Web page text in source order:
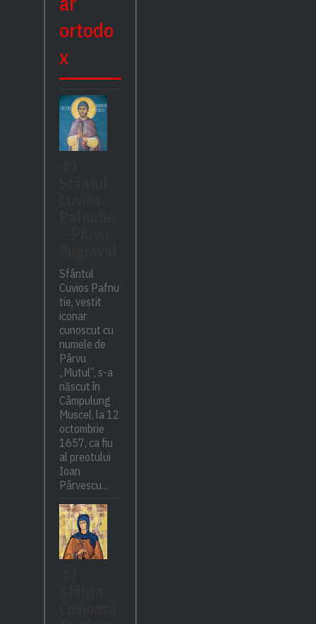
ortodo
x
Sfântul
Cuvios Pafnu
tie, vestit
iconar
cunoscut cu
numele de
Pârvu
„Mutul”, s-a
născut în
Câmpulung
Muscel, la 12
octombrie
1657, ca fiu
al preotului
Ioan
Pârvescu...